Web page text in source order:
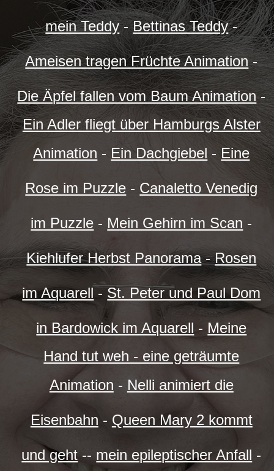
mein Teddy-Bettinas Teddy-
Ameisen tragen Früchte Animation -
Die Äpfel fallen vom Baum Animation-
Ein Adler fliegt über Hamburgs Alster
Animation - Ein Dachgiebel - Eine
Rose im Puzzle - Canaletto Venedig
im Puzzle - Mein Gehirn im Scan -
Kiehlufer Herbst Panorama-Rosen
im Aquarell - St. Peter und Paul Dom
in Bardowick im Aquarell - Meine
Hand tut weh - eine geträumte
Animation - Nelli animiert die
Eisenbahn - Queen Mary 2 kommt
und geht -- mein epileptischer Anfall -